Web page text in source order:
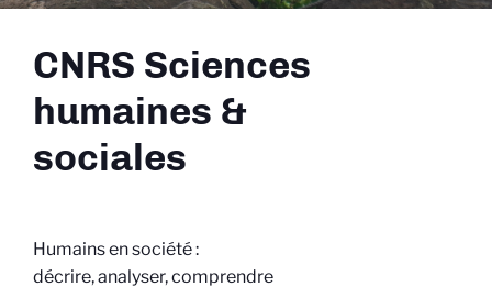
CNRS Sciences
humaines &
sociales
Humains en société :
décrire, analyser, comprendre